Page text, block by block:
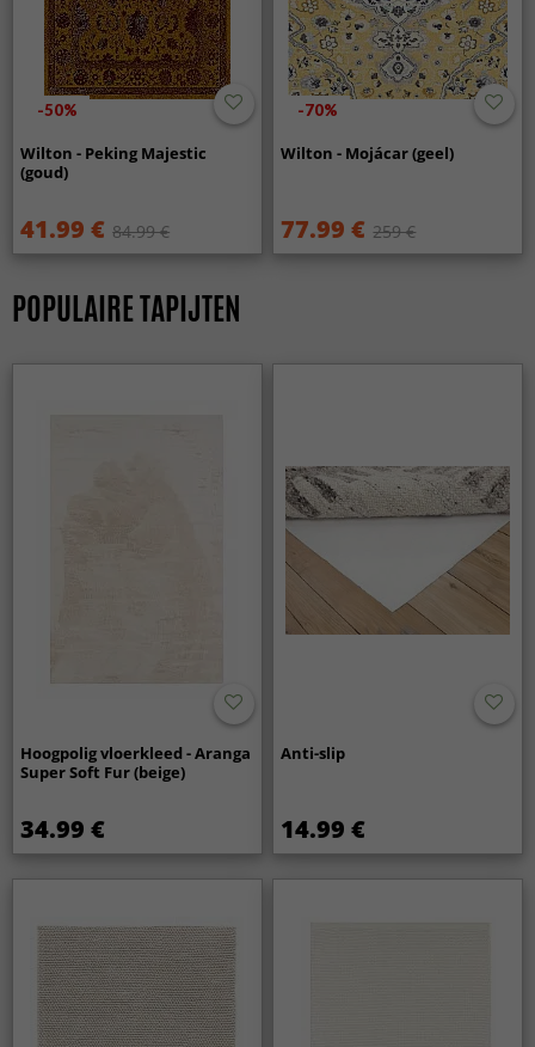
-50%
Wilton - Peking Majestic
(goud)
41.99 € 84.99 €
-70%
Wilton - Mojácar (geel)
77.99 € 259 €
POPULAIRE TAPIJTEN
Hoogpolig vloerkleed - Aranga
Super Soft Fur (beige)
34.99 €
Anti-slip
14.99 €